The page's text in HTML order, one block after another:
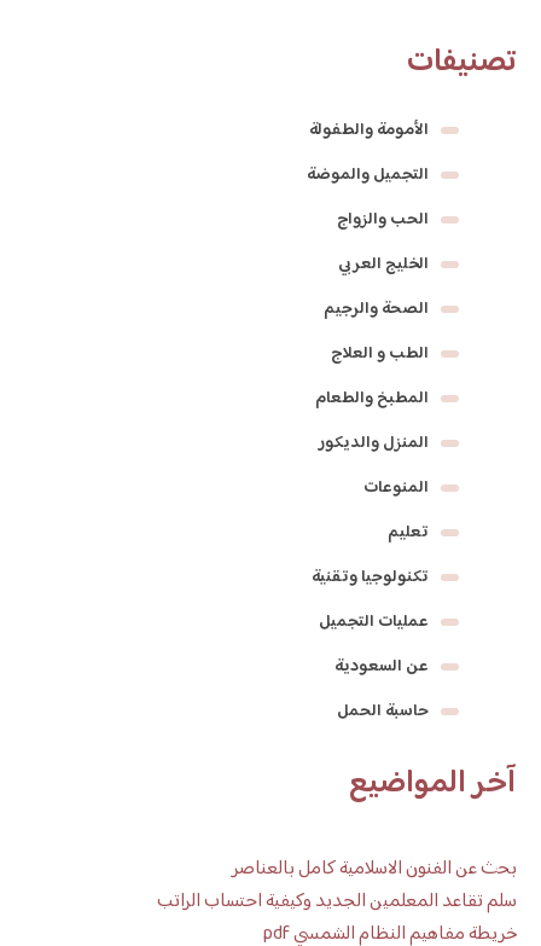
تصنيفات
الأمومة والطفولة
التجميل والموضة
الحب والزواج
الخليج العربي
الصحة والرجيم
الطب و العلاج
المطبخ والطعام
المنزل والديكور
المنوعات
تعليم
تكنولوجيا وتقنية
عمليات التجميل
عن السعودية
حاسبة الحمل
آخر المواضيع
بحث عن الفنون الاسلامية كامل بالعناصر
سلم تقاعد المعلمين الجديد وكيفية احتساب الراتب
خريطة مفاهيم النظام الشمسي pdf